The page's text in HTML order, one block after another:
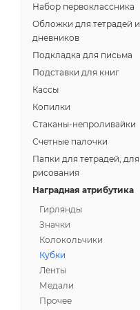
Набор первоклассника
Обложки для тетрадей и
дневников
Подкладка для письма
Подставки для книг
Кассы
Копилки
Стаканы-непроливайки
Счетные палочки
Папки для тетрадей, для
рисования
Наградная атрибутика
Гирлянды
Значки
Колокольчики
Кубки
Ленты
Медали
Прочее